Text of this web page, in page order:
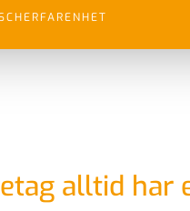
alltid har